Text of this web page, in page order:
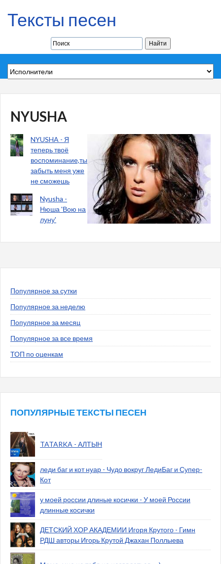
Тексты песен
NYUSHA
NYUSHA - Я
теперь твоё
воспоминание,ты
забыть меня уже
не сможешь
Nyusha -
Нюша 'Вою на
луну'
Популярное за сутки
Популярное за неделю
Популярное за месяц
Популярное за все время
ТОП по оценкам
ПОПУЛЯРНЫЕ ТЕКСТЫ ПЕСЕН
TATARKA - АЛТЫН
леди баг и кот нуар - Чудо вокруг ЛедиБаг и Супер-
Кот
у моей россии длиные косички - У моей России
длинные косички
ДЕТСКИЙ ХОР АКАДЕМИИ Игоря Крутого - Гимн
РДШ авторы Игорь Крутой Джахан Поллыева